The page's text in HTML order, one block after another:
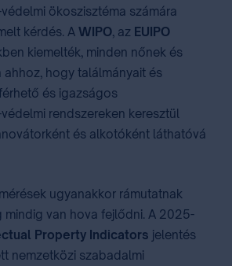
ökoszisztéma számára
kérdés. A WIPO, az EUIPO
kiemelték, minden nőnek és
ahhoz, hogy találmányait és
és igazságos
rendszereken keresztül
és alkotóként láthatóvá
ugyanakkor rámutatnak
mindig van hova fejlődni. A 2025-
Property Indicators jelentés
nemzetközi szabadalmi